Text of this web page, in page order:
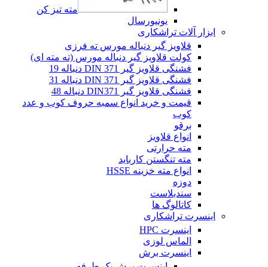
مته تیز کن
یونیورسال
ابزار آلات تراشکاری
قلاویز گیر دنباله مورس ته فرزی
کولت قلاویز گیر دنباله مورس (ته مته ای)
فشنگی قلاویز گیر DIN 371 دنباله 19
فشنگی قلاویز گیر DIN 371 دنباله 31
فشنگی قلاویز گیر DIN371 دنباله 48
قیمت و خرید انواع سمبه حروف کوب و عدد
کوب
برقو
انواع قلاویز
مته حرارتی
مته تنگستن کارباید
انواع مته خزینه HSSE
دوزه
سندبلاست
کاتالوگ ها
اینسرت تراشکاری
اینسرت HPC
الماس لوزی
اینسرت برش